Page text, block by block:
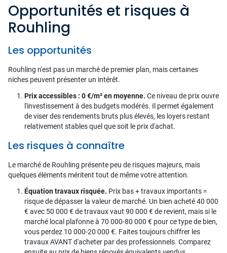
Opportunités et risques à
Rouhling
Les opportunités
Rouhling n'est pas un marché de premier plan, mais certaines
niches peuvent présenter un intérêt.
Prix accessibles : 0 €/m² en moyenne. Ce niveau de prix ouvre
l'investissement à des budgets modérés. Il permet également
de viser des rendements bruts plus élevés, les loyers restant
relativement stables quel que soit le prix d'achat.
Les risques à connaître
Le marché de Rouhling présente peu de risques majeurs, mais
quelques éléments méritent tout de même votre attention.
Équation travaux risquée. Prix bas + travaux importants =
risque de dépasser la valeur de marché. Un bien acheté 40 000
€ avec 50 000 € de travaux vaut 90 000 € de revient, mais si le
marché local plafonne à 70 000-80 000 € pour ce type de bien,
vous perdez 10 000-20 000 €. Faites toujours chiffrer les
travaux AVANT d'acheter par des professionnels. Comparez